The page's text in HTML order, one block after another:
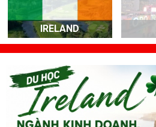
IRELAND
EVENTS
DỊCH VỤ
VỀ NAM PHONG
LIÊN HỆ